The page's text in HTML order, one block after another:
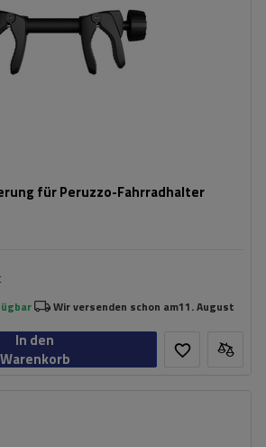
für Peruzzo-Fahrradhalter
Wir versenden schon am11. August
In den
Warenkorb